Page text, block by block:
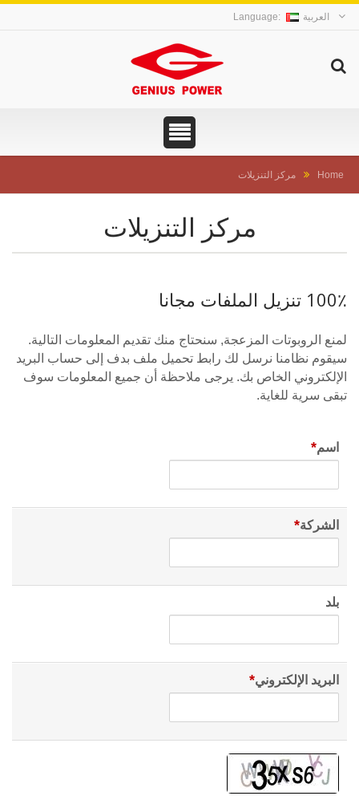
العربية
Home مركز التنزيلات
مركز التنزيلات
100٪ تنزيل الملفات مجانا
لمنع الروبوتات المزعجة, سنحتاج منك تقديم المعلومات التالية.
سيقوم نظامنا نرسل لك رابط تحميل ملف بدف إلى حساب البريد
الإلكتروني الخاص بك. يرجى ملاحظة أن جميع المعلومات سوف
تبقى سرية للغاية.
اسم*
الشركة*
بلد
البريد الإلكتروني*